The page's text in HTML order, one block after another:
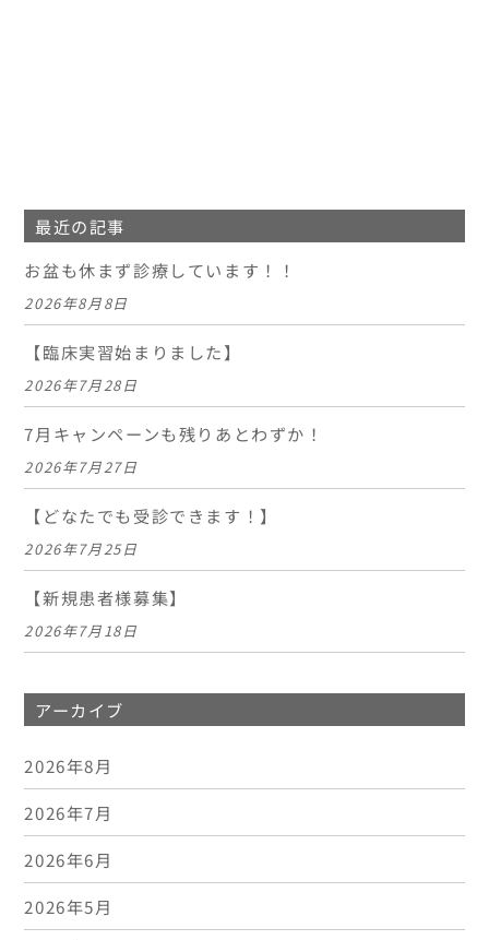
最近の記事
お盆も休まず診療しています！！
2026年8月8日
【臨床実習始まりました】
2026年7月28日
7月キャンペーンも残りあとわずか！
2026年7月27日
【どなたでも受診できます！】
2026年7月25日
【新規患者様募集】
2026年7月18日
アーカイブ
2026年8月
2026年7月
2026年6月
2026年5月